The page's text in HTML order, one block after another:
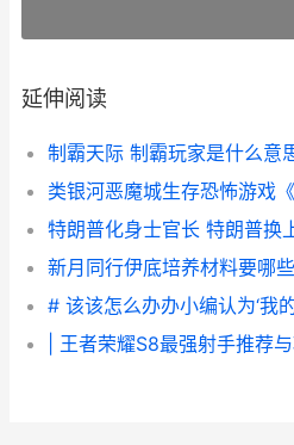
延伸阅读
制霸天际 制霸玩家是什么意
特朗普化身士官长 特朗普换
新月同行伊底培养材料要哪些
# 该该怎么办办小编认为‘我
| 王者荣耀S8最强射手推荐